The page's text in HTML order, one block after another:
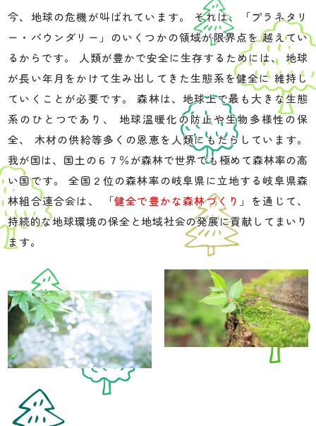
今、地球の危機が叫ばれています。
それは、「プラネタリ
ー・バウンダリー」のいくつかの領域が限界点を越えてい
るからです。
人類が豊かで安全に生存するためには、 地球
が長い年月をかけて生み出してきた生態系を健全に維持し
ていくことが必要です。
森林は、地球上で最も大きな生態
系のひとつであり、
地球温暖化の防止や生物多様性の保
全、
木材の供給等多くの恩恵を人類にもたらしています。
我が国は、国土の６７％が森林で世界でも極めて森林率の高
い国です。
全国２位の森林率の岐阜県に立地する岐阜県森
林組合連合会は、
「健全で豊かな森林づくり 」を通じて、
持続的な地球環境の保全と地域社会の発展に貢献してまいり
ます。